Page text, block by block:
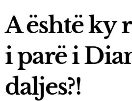
March 21, 2025
Fluidi shpallet top
January 3, 2025
Kica-Xhelili: S’hyjmë në
Abdixhiku nuk është
December 26, 2024
A është ky
i parë i
daljes?!